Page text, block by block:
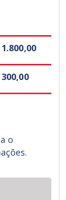
1.800,00
300,00
o